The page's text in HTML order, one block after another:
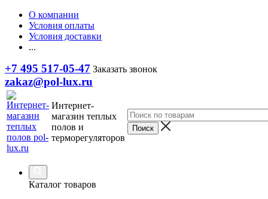
О компании
Условия оплаты
Условия доставки
...
+7 495 517-05-47 Заказать звонок
zakaz@pol-lux.ru
Интернет-
магазин теплых
полов и
терморегуляторов
Каталог товаров